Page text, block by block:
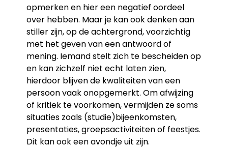
opmerken en hier een negatief oordeel
over hebben. Maar je kan ook denken aan
stiller zijn, op de achtergrond, voorzichtig
met het geven van een antwoord of
mening. Iemand stelt zich te bescheiden op
en kan zichzelf niet echt laten zien,
hierdoor blijven de kwaliteiten van een
persoon vaak onopgemerkt. Om afwijzing
of kritiek te voorkomen, vermijden ze soms
situaties zoals (studie)bijeenkomsten,
presentaties, groepsactiviteiten of feestjes.
Dit kan ook een avondje uit zijn.